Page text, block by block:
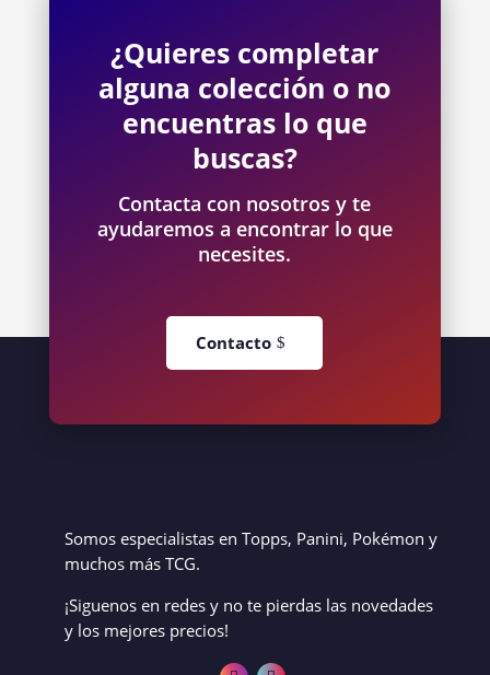
¿Quieres completar
alguna colección o no
encuentras lo que
buscas?
Contacta con nosotros y te
ayudaremos a encontrar lo que
necesites.
Contacto
Somos especialistas en Topps, Panini, Pokémon y
muchos más TCG.
¡Siguenos en redes y no te pierdas las novedades
y los mejores precios!